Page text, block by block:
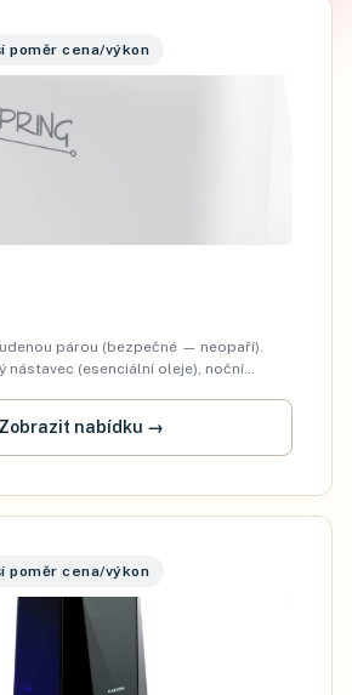
poměr cena/výkon
párou (bezpečné — neopaří).
nástavec (esenciální oleje), noční
Zobrazit nabídku →
poměr cena/výkon